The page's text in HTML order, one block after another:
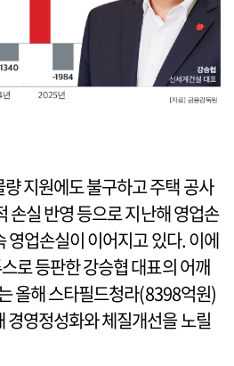
지원에도 불구하고 주택 공사
손실 반영 등으로 지난해 영업손
영업손실이 이어지고 있다. 이에
로 등판한 강승협 대표의 어깨
올해 스타필드청라(8398억원)
경영정성화와 체질개선을 노릴